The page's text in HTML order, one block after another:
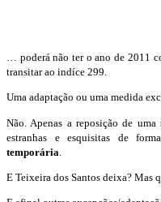
… poderá não ter o ano de 2011
transitar ao indíce 299.
Uma adaptação ou uma medida
Não. Apenas a reposição de
estranhas e esquisitas de
temporária
E Teixeira dos Santos deixa? Mas